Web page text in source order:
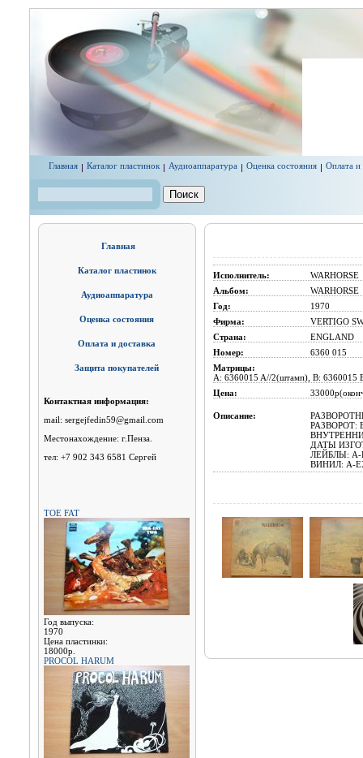
Главная Каталог пластинок Аудиоаппаратура Оценка состояния Оплата и
Главная
Каталог пластинок
Аудиоаппаратура
Оценка состояния
Оплата и доставка
Защита покупателей
Контактная информация:
mail: sergejfedin59@gmail.com
Местонахождение: г.Пенза.
тел: +7 902 343 6581 Сергей
TOE FAT
Год выпуска:
1970
Цена пластинки:
18000р.
PROCOL HARUM
Исполнитель:
WARHORSE
Альбом:
WARHORSE
Год:
1970
Фирма:
VERTIGO
Страна:
ENGLAND
Номер:
6360 015
Матрицы:
A: 6360015 A//2(штамп), B:
Цена:
Описание:
РАЗВОРОТ:
ДАТЫ
ЛЕЙБЛЫ: A-
ВИНИЛ: A-